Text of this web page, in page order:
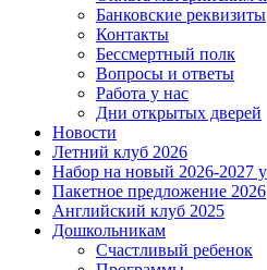
Банковские реквизиты
Контакты
Бессмертный полк
Вопросы и ответы
Работа у нас
Дни открытых дверей
Новости
Летний клуб 2026
Набор на новый 2026-2027
Пакетное предложение 2026
Английский клуб 2025
Дошкольникам
Счастливый ребенок